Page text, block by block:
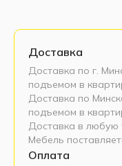
Доставка
Доставка по г.
подъемом в
Доставка по
подъемом в
Доставка в любую
Мебель
Оплата